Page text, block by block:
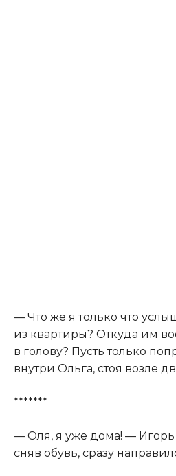
— Что же я только что
из квартиры? Откуда им
в голову? Пусть только
внутри Ольга, стоя возле
*******
— Оля, я уже дома! — Игорь
сняв обувь, сразу